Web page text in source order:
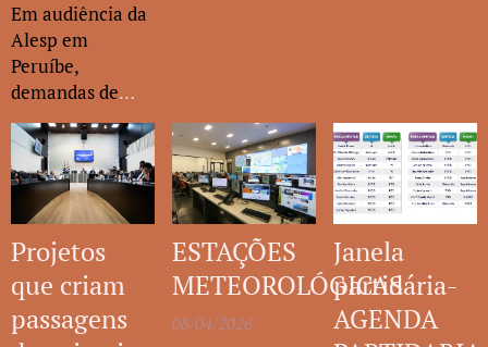
Em audiência da
Alesp em
Peruíbe,
demandas de
saúde com
ênfase na
atenção à
mulher,
segurança
pública e
infraestrutura se
destacaram
entre as
nesta quinta-
feira (16), para a
45ª Sessão
Ordinária de
2026.
Projetos
que criam
passagens
ESTAÇÕES
METEOROLÓGICAS
08/04/2026
Janela
partidária-
AGENDA